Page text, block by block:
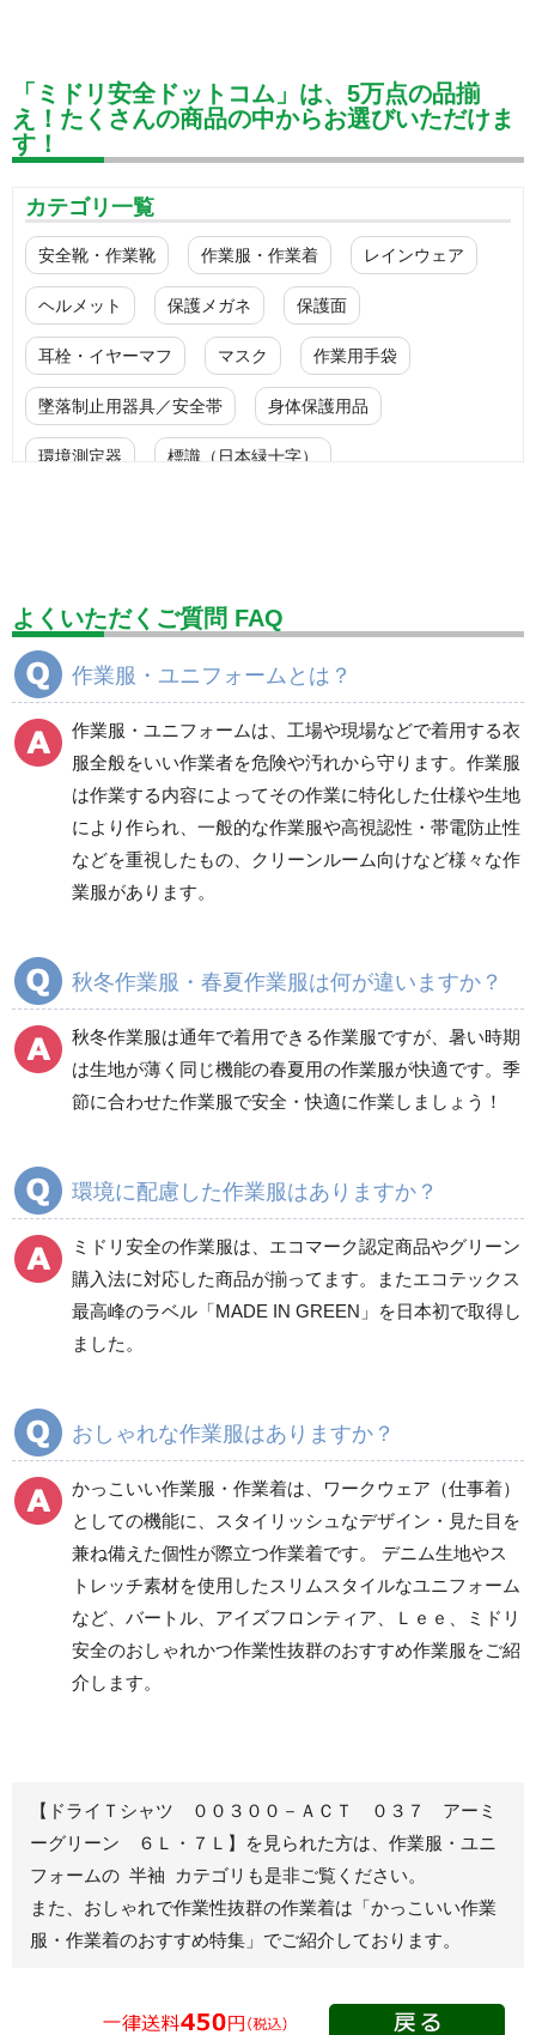
「ミドリ安全ドットコム」は、5万点の品揃
え！たくさんの商品の中からお選びいただけま
す！
カテゴリ一覧
安全靴・作業靴 作業服・作業着 レインウェア
ヘルメット 保護メガネ 保護面
耳栓・イヤーマフ マスク 作業用手袋
墜落制止用器具／安全帯 身体保護用品
環境測定器 標識（日本緑十字）
設備用品・作業補助用品 工事作業用品
分煙対策機器
電気保守用品 ワイパー クリーンルーム対策用品
防災グッズ（防災セット） 救急医療品
健康管理器具 季節商品 ウイルス対策用品
商品カテゴリ一覧
秋冬長袖
食品産業用長袖
食品産業用半袖
秋冬長袖
ワークパンツ
春夏ワークパンツ作業
ズボン
秋冬ワークパンツ作業
ズボン
ツ
クリーンウェアワーク
パンツ
カーゴパンツ
春夏カーゴパンツ作業
ズボン
ズボン
レディース作業着
ブルゾン
ジャンパー
秋冬長袖
春夏半袖
スモック
秋冬長袖
シャツ
よくいただくご質問 FAQ
作業服・ユニフォームとは？
作業服・ユニフォームは、工場や現場などで着用する衣
服全般をいい作業者を危険や汚れから守ります。作業服
は作業する内容によってその作業に特化した仕様や生地
により作られ、一般的な作業服や高視認性・帯電防止性
などを重視したもの、クリーンルーム向けなど様々な作
業服があります。
秋冬作業服・春夏作業服は何が違いますか？
秋冬作業服は通年で着用できる作業服ですが、暑い時期
は生地が薄く同じ機能の春夏用の作業服が快適です。季
節に合わせた作業服で安全・快適に作業しましょう！
環境に配慮した作業服はありますか？
ミドリ安全の作業服は、エコマーク認定商品やグリーン
購入法に対応した商品が揃ってます。またエコテックス
最高峰のラベル「MADE IN GREEN」を日本初で取得し
ました。
おしゃれな作業服はありますか？
かっこいい作業服・作業着は、ワークウェア（仕事着）
としての機能に、スタイリッシュなデザイン・見た目を
兼ね備えた個性が際立つ作業着です。 デニム生地やス
トレッチ素材を使用したスリムスタイルなユニフォーム
など、バートル、アイズフロンティア、Ｌｅｅ、ミドリ
安全のおしゃれかつ作業性抜群のおすすめ作業服をご紹
介します。
【ドライＴシャツ ００３００－ＡＣＴ ０３７ アーミ
ーグリーン ６Ｌ・７Ｌ】を見られた方は、作業服・ユニ
フォームの 半袖 カテゴリも是非ご覧ください。
また、おしゃれで作業性抜群の作業着は 「かっこいい作業
服・作業着のおすすめ特集」 でご紹介しております。